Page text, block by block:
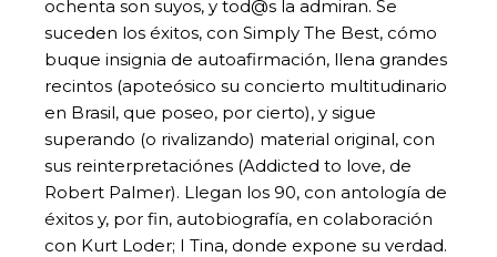
ochenta son suyos, y tod@s la admiran. Se
suceden los éxitos, con Simply The Best, cómo
buque insignia de autoafirmación, llena grandes
recintos (apoteósico su concierto multitudinario
en Brasil, que poseo, por cierto), y sigue
superando (o rivalizando) material original, con
sus reinterpretaciónes (Addicted to love, de
Robert Palmer). Llegan los 90, con antología de
éxitos y, por fin, autobiografía, en colaboración
con Kurt Loder; I Tina, donde expone su verdad.